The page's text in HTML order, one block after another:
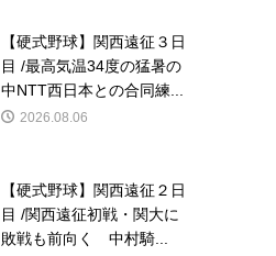
【硬式野球】関西遠征３日
目 /最高気温34度の猛暑の
中NTT西日本との合同練...
2026.08.06
【硬式野球】関西遠征２日
目 /関西遠征初戦・関大に
敗戦も前向く 中村騎...